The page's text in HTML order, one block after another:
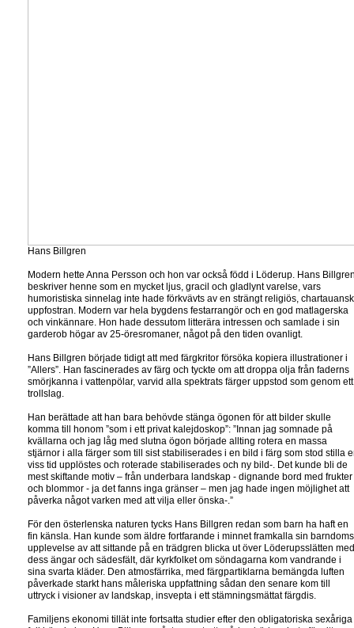
Hans Billgren
Modern hette Anna Persson och hon var också född i Löderup. Hans
beskriver henne som en mycket ljus, gracil och gladlynt varelse, vars
humoristiska sinnelag inte hade förkvävts av en strängt religiös, chartauansk
uppfostran. Modern var hela bygdens festarrangör och en god matlagerska
och vinkännare. Hon hade dessutom litterära intressen och samlade i sin
garderob högar av 25-öresromaner, något på den tiden ovanligt.
Hans Billgren började tidigt att med färgkritor försöka kopiera illustrationer i
”Allers”. Han fascinerades av färg och tyckte om att droppa olja från faderns
smörjkanna i vattenpölar, varvid alla spektrats färger uppstod som genom ett
trollslag.
Han berättade att han bara behövde stänga ögonen för att bilder skulle
komma till honom ”som i ett privat kalejdoskop”: ”Innan jag somnade på
kvällarna och jag låg med slutna ögon började allting rotera en massa
stjärnor i alla färger som till sist stabiliserades i en bild i färg som stod stilla
viss tid upplöstes och roterade stabiliserades och ny bild-. Det kunde bli de
mest skiftande motiv – från underbara landskap - dignande bord med frukter
och blommor - ja det fanns inga gränser – men jag hade ingen möjlighet att
påverka något varken med att vilja eller önska-.”
För den österlenska naturen tycks Hans Billgren redan som barn ha haft en
fin känsla. Han kunde som äldre fortfarande i minnet framkalla sin barndoms
upplevelse av att sittande på en trädgren blicka ut över Löderupsslätten med
dess ängar och sädesfält, där kyrkfolket om söndagarna kom vandrande i
sina svarta kläder. Den atmosfärrika, med färgpartiklarna bemängda luften
påverkade starkt hans måleriska uppfattning sådan den senare kom till
uttryck i visioner av landskap, insvepta i ett stämningsmättat färgdis.
Familjens ekonomi tillät inte fortsatta studier efter den obligatoriska sexåriga